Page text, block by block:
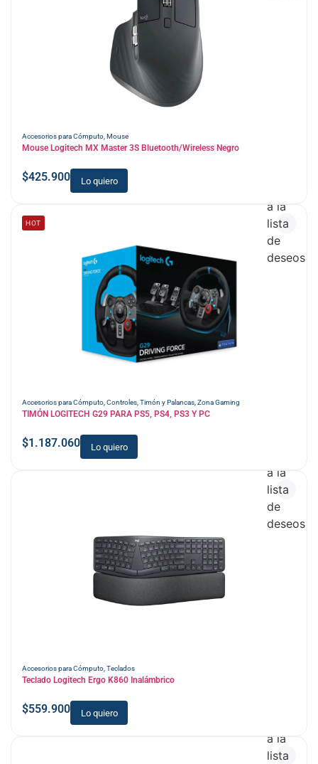
Accesorios para Cómputo, Mouse
Mouse Logitech MX Master 3S Bluetooth/Wireless Negro
$425.900 Lo quiero
Accesorios para Cómputo,Controles,Timón y Palancas,Zona Gaming
TIMÓN LOGITECH G29 PARA PS5, PS4, PS3 Y PC
$1.187.060 Lo quiero
HOT
a la
lista
de
deseos
Accesorios para Cómputo,Teclados
Teclado Logitech Ergo K860 Inalámbrico
$559.900 Lo quiero
a la
lista
de
deseos
a la
lista